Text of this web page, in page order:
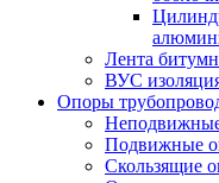
Лента
ВУС
Опоры
Подвижные
Скользящие